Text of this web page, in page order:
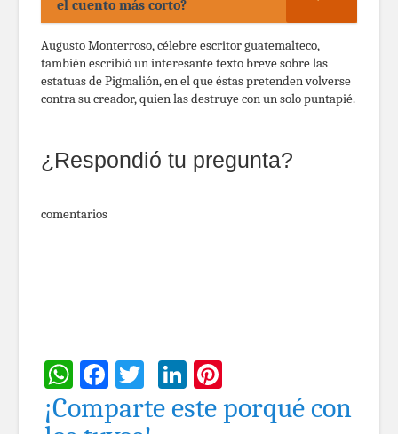
el cuento más corto?
Augusto Monterroso, célebre escritor guatemalteco,
también escribió un interesante texto breve sobre las
estatuas de Pigmalión, en el que éstas pretenden volverse
contra su creador, quien las destruye con un solo puntapié.
¿Respondió tu pregunta?
comentarios
WhatsApp
Facebook
TwitterLinkedIn
¡Comparte este porqué con